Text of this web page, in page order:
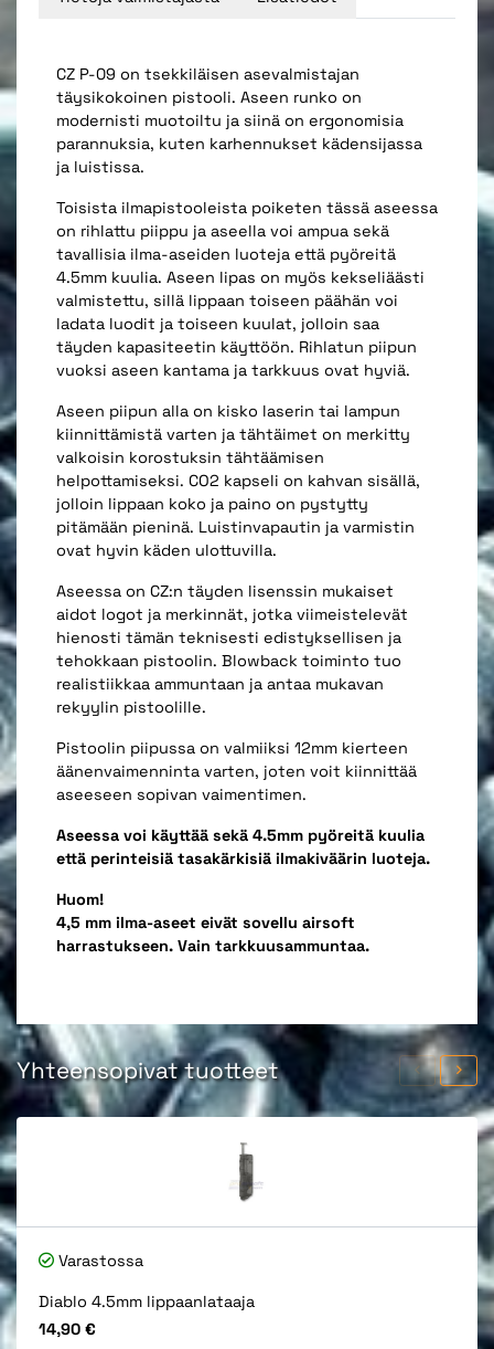
CZ P-09 on tsekkiläisen asevalmistajan
täysikokoinen pistooli. Aseen runko on
modernisti muotoiltu ja siinä on ergonomisia
parannuksia, kuten karhennukset kädensijassa
ja luistissa.
Toisista ilmapistooleista poiketen tässä aseessa
on rihlattu piippu ja aseella voi ampua sekä
tavallisia ilma-aseiden luoteja että pyöreitä
4.5mm kuulia. Aseen lipas on myös kekseliäästi
valmistettu, sillä lippaan toiseen päähän voi
ladata luodit ja toiseen kuulat, jolloin saa
täyden kapasiteetin käyttöön. Rihlatun piipun
vuoksi aseen kantama ja tarkkuus ovat hyviä.
Aseen piipun alla on kisko laserin tai lampun
kiinnittämistä varten ja tähtäimet on merkitty
valkoisin korostuksin tähtäämisen
helpottamiseksi. CO2 kapseli on kahvan sisällä,
jolloin lippaan koko ja paino on pystytty
pitämään pieninä. Luistinvapautin ja varmistin
ovat hyvin käden ulottuvilla.
Aseessa on CZ:n täyden lisenssin mukaiset
aidot logot ja merkinnät, jotka viimeistelevät
hienosti tämän teknisesti edistyksellisen ja
tehokkaan pistoolin. Blowback toiminto tuo
realistiikkaa ammuntaan ja antaa mukavan
rekyylin pistoolille.
Pistoolin piipussa on valmiiksi 12mm kierteen
äänenvaimenninta varten, joten voit kiinnittää
aseeseen sopivan vaimentimen.
Aseessa voi käyttää sekä 4.5mm pyöreitä kuulia
että perinteisiä tasakärkisiä ilmakiväärin luoteja.
Huom!
4,5 mm ilma-aseet eivät sovellu airsoft
harrastukseen. Vain tarkkuusammuntaa.
Yhteensopivat tuotteet
Varastossa
Diablo 4.5mm lippaanlataaja
Hinta
14,90 €